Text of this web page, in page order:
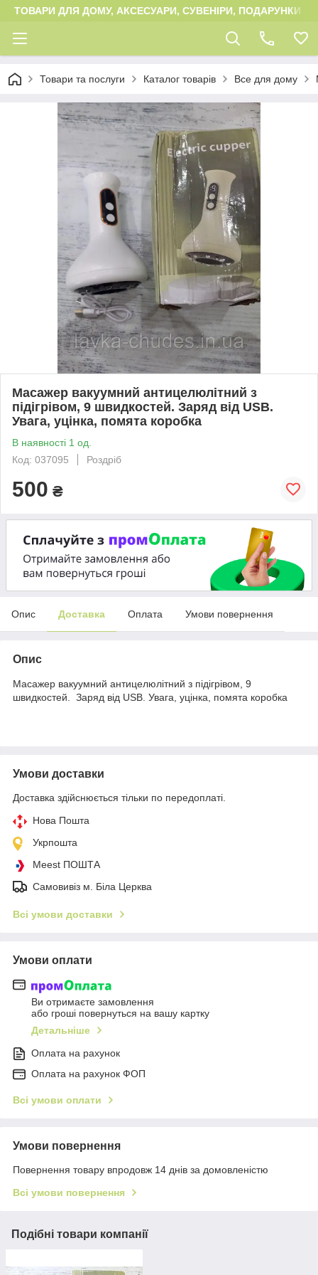
ТОВАРИ ДЛЯ ДОМУ, АКСЕСУАРИ, СУВЕНІРИ, ПОДАРУНКИ
Товари та послуги Каталог товарів Все для дому
Масажер вакуумний антицелюлітний з
підігрівом, 9 швидкостей. Заряд від USB.
Увага, уцінка, помята коробка
В наявності 1 од.
Код: 037095
Роздріб
500 ₴
Опис Доставка Оплата Умови повернення
Опис
Масажер вакуумний антицелюлітний з підігрівом, 9
швидкостей. Заряд від USB. Увага, уцінка, помята коробка
Умови доставки
Доставка здійснюється тільки по передоплаті.
Нова Пошта
Укрпошта
Meest ПОШТА
Самовивіз м. Біла Церква
Всі умови доставки
Умови оплати
Ви отримаєте замовлення
або гроші повернуться на вашу картку
Детальніше
Оплата на рахунок
Оплата на рахунок ФОП
Всі умови оплати
Умови повернення
Повернення товару впродовж 14 днів за домовленістю
Всі умови повернення
Подібні товари компанії